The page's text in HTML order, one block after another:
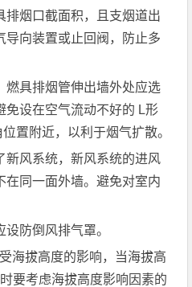
排烟口截面积，且支烟道出
导向装置或止回阀，防止多
燃具排烟管伸出墙外处应选
免设在空气流动不好的 L形
置附近，以利于烟气扩散。
新风系统，新风系统的进风
在同一面外墙。避免对室内
防倒风排气罩。
海拔高度的影响，当海拔高
要考虑海拔高度影响因素的